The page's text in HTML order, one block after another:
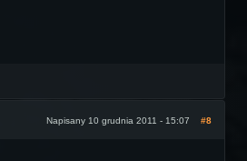
Napisany 10 grudnia 2011 - 15:07 #8